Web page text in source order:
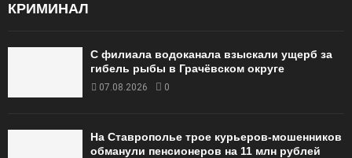
КРИМИНАЛ
С филиала водоканала взыскали ущерб за
гибель рыбы в Грачёвском округе
07.08.2026 0
На Ставрополье трое курьеров-мошенников
обманули пенсионеров на 11 млн рублей